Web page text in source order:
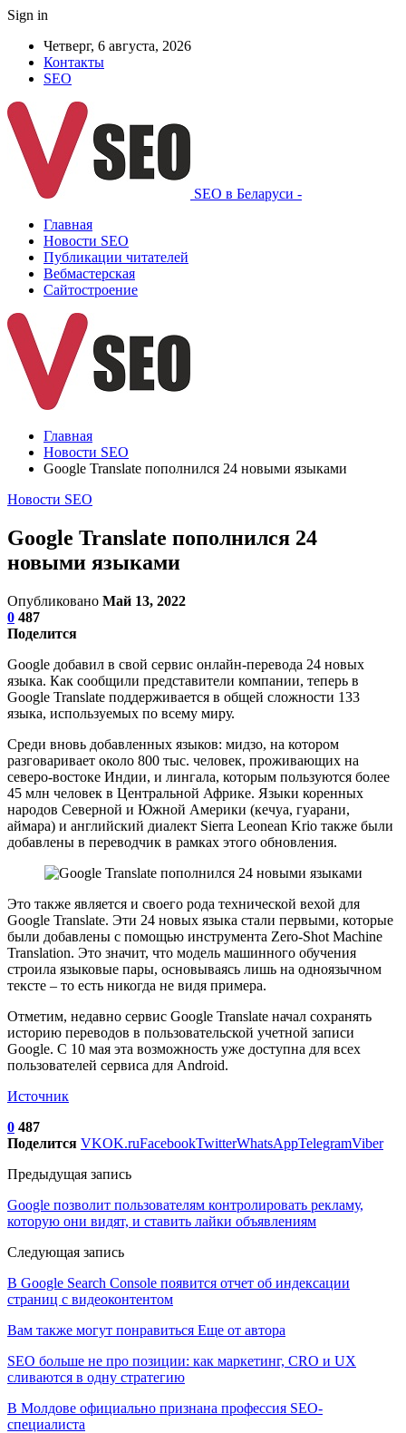
Sign in
Четверг, 6 августа, 2026
Контакты
SEO
SEO в Беларуси -
Главная
Новости SEO
Публикации читателей
Вебмастерская
Сайтостроение
Главная
Новости SEO
Google Translate пополнился 24 новыми языками
Новости SEO
Google Translate пополнился 24
новыми языками
Опубликовано Май 13, 2022
0 487
Поделится
Google добавил в свой сервис онлайн-перевода 24 новых
языка. Как сообщили представители компании, теперь в
Google Translate поддерживается в общей сложности 133
языка, используемых по всему миру.
Среди вновь добавленных языков: мидзо, на котором
разговаривает около 800 тыс. человек, проживающих на
северо-востоке Индии, и лингала, которым пользуются более
45 млн человек в Центральной Африке. Языки коренных
народов Северной и Южной Америки (кечуа, гуарани,
аймара) и английский диалект Sierra Leonean Krio также были
добавлены в переводчик в рамках этого обновления.
Это также является и своего рода технической вехой для
Google Translate. Эти 24 новых языка стали первыми, которые
были добавлены с помощью инструмента Zero-Shot Machine
Translation. Это значит, что модель машинного обучения
строила языковые пары, основываясь лишь на одноязычном
тексте – то есть никогда не видя примера.
Отметим, недавно сервис Google Translate начал сохранять
историю переводов в пользовательской учетной записи
Google. С 10 мая эта возможность уже доступна для всех
пользователей сервиса для Android.
Источник
0 487
Поделится VKOK.ruFacebookTwitterWhatsAppTelegramViber
Предыдущая запись
Google позволит пользователям контролировать рекламу,
которую они видят, и ставить лайки объявлениям
Следующая запись
В Google Search Console появится отчет об индексации
страниц с видеоконтентом
Вам также могут понравиться Еще от автора
SEO больше не про позиции: как маркетинг, CRO и UX
сливаются в одну стратегию
В Молдове официально признана профессия SEO-
специалиста